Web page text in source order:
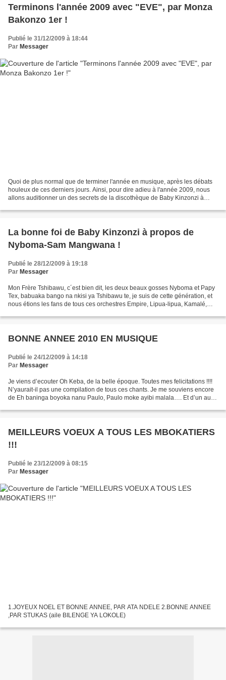
Terminons l'année 2009 avec "EVE", par Monza
Bakonzo 1er !
Publié le 31/12/2009 à 18:44
Par Messager
Quoi de plus normal que de terminer l'année en musique, après les débats
houleux de ces derniers jours. Ainsi, pour dire adieu à l'année 2009, nous
allons auditionner un des secrets de la discothèque de Baby Kinzonzi à
La bonne foi de Baby Kinzonzi à propos de
Nyboma-Sam Mangwana !
Publié le 28/12/2009 à 19:18
Par Messager
Mon Frère Tshibawu, c´est bien dit, les deux beaux gosses Nyboma et Papy
Tex, babuaka bango na nkisi ya Tshibawu te, je suis de cette génération, et
nous étions les fans de tous ces orchestres Empire, Lipua-lipua, Kamalé,
BONNE ANNEE 2010 EN MUSIQUE
Publié le 24/12/2009 à 14:18
Par Messager
Je viens d’ecouter Oh Keba, de la belle époque. Toutes mes felicitations !!!!
N’yaurait-il pas une compilation de tous ces chants. Je me souviens encore
de Eh baninga boyoka nanu Paulo, Paulo moke ayibi malala…. Et d’un autre
MEILLEURS VOEUX A TOUS LES MBOKATIERS
!!!
Publié le 23/12/2009 à 08:15
Par Messager
1.JOYEUX NOEL ET BONNE ANNEE, PAR ATA NDELE 2.BONNE ANNEE
,PAR STUKAS (aile BILENGE YA LOKOLE)